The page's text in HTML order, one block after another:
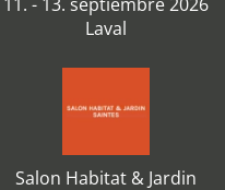
Laval
Salon Habitat & Jardin